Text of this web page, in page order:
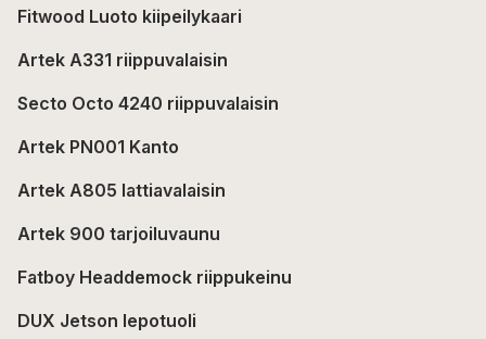
Fitwood Luoto kiipeilykaari
Artek A331 riippuvalaisin
Secto Octo 4240 riippuvalaisin
Artek PN001 Kanto
Artek A805 lattiavalaisin
Artek 900 tarjoiluvaunu
Fatboy Headdemock riippukeinu
DUX Jetson lepotuoli